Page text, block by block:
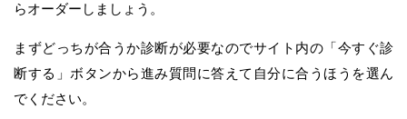
らオーダーしましょう。
まずどっちが合うか診断が必要なのでサイト内の「今すぐ診
断する」ボタンから進み質問に答えて自分に合うほうを選ん
でください。